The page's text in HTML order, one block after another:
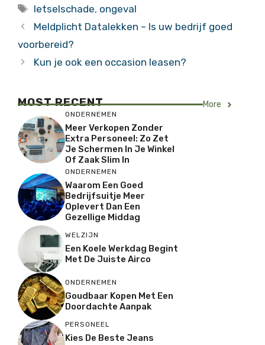
Tags
letselschade, ongeval
Meldplicht Datalekken – Is uw bedrijf goed
voorbereid?
Kun je ook een occasion leasen?
MOST RECENT More
ONDERNEMEN
Meer Verkopen Zonder
Extra Personeel: Zo Zet
Je Schermen In Je Winkel
Of Zaak Slim In
ONDERNEMEN
Waarom Een Goed
Bedrijfsuitje Meer
Oplevert Dan Een
Gezellige Middag
WELZIJN
Een Koele Werkdag Begint
Met De Juiste Airco
ONDERNEMEN
Goudbaar Kopen Met Een
Doordachte Aanpak
PERSONEEL
Kies De Beste Jeans